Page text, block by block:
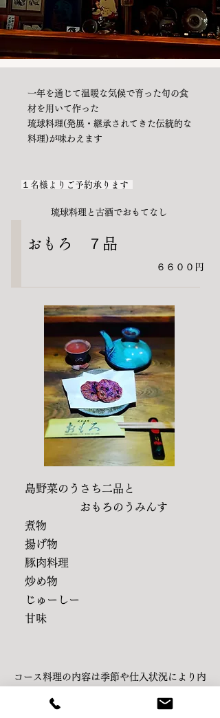
１名様よりご予約承ります
琉球料理と古酒でおもてなし
おもろ ７ 品
６６００円
島野菜のうさち二品と
おもろのうみんす
煮物
揚げ物
豚肉料理
炒め物
じゅーしー
甘味
コース料理の内容は季節や仕入状況により内
一年を通じて温暖な気候で育った旬の食
材を用いて作った
琉球料理(発展・継承されてきた伝統的な
料理)が味わえます